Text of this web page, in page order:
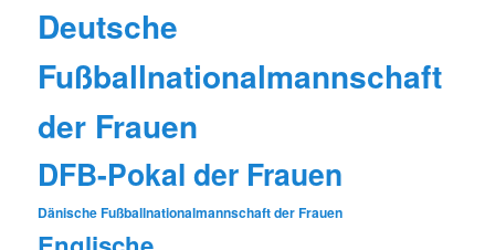
Deutsche
Fußballnationalmannschaft
der Frauen
DFB-Pokal der Frauen
Dänische Fußballnationalmannschaft der Frauen